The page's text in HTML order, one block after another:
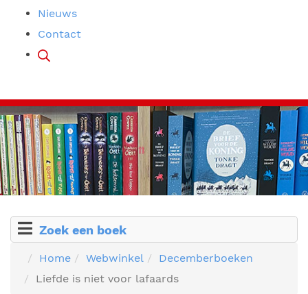
Nieuws
Contact
Zoek een boek
Home Webwinkel
Decemberboeken
Liefde is niet voor lafaards